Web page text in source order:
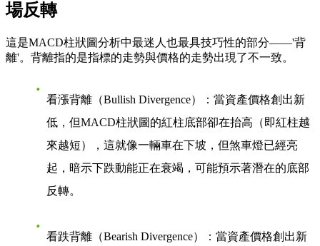
場反轉
這是MACD柱狀圖分析中最迷人也最具技巧性的部分——'背
離'。背離指的是指標的走勢與價格的走勢出現了不一致。
看漲背離（Bullish Divergence）
：當資產價格創出新
低，但MACD柱狀圖的紅柱底部卻在抬高（即紅柱越
來越短），這就像一輛車在下坡，但煞車燈已經亮
起，暗示下跌動能正在衰竭，可能預示著潛在的底部
反轉。
看跌背離（Bearish Divergence）
：當資產價格創出新